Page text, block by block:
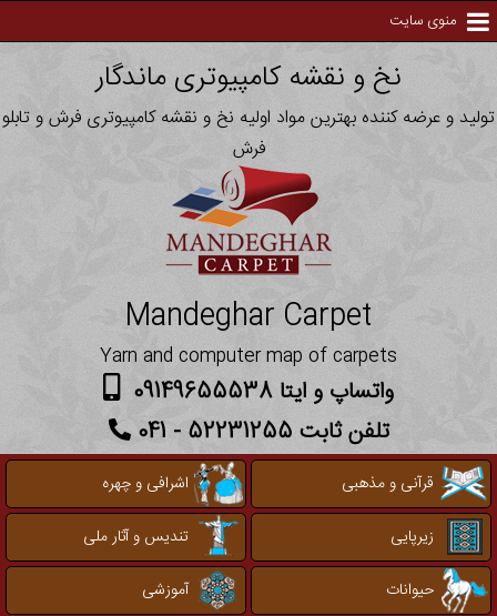
منوی سایت
نخ و نقشه کامپیوتری ماندگار
تولید و عرضه کننده بهترین مواد اولیه نخ و نقشه کامپیوتری فرش و تابلو
فرش
Mandeghar Carpet
Yarn and computer map of carpets
واتساپ و ایتا 09149655538
تلفن ثابت 52231255 - 041
قرآنی و مذهبی
اشرافی و چهره
زیرپایی
تندیس و آثار ملی
حیوانات
آموزشی